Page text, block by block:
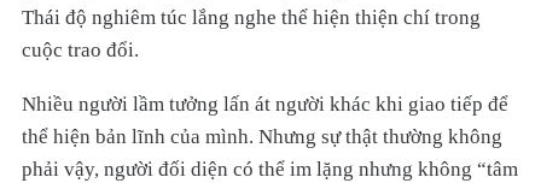
Thái độ nghiêm túc lắng nghe thể hiện thiện chí trong
cuộc trao đổi.
Nhiều người lầm tưởng lấn át người khác khi giao tiếp để
thể hiện bản lĩnh của mình. Nhưng sự thật thường không
phải vậy, người đối diện có thể im lặng nhưng không “tâm